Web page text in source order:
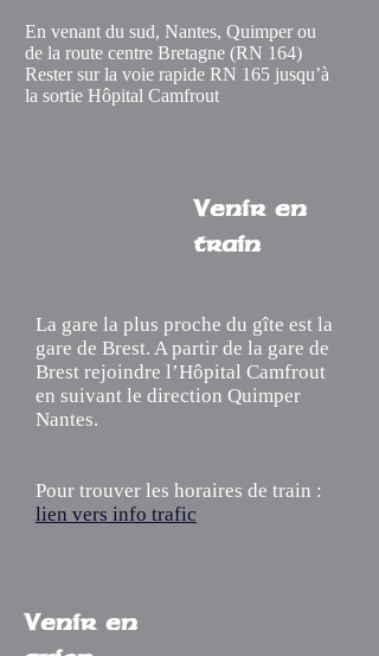
En venant du sud, Nantes, Quimper ou
de la route centre Bretagne (RN 164)
Rester sur la voie rapide RN 165 jusqu’à
la sortie Hôpital Camfrout
Venir en
train
La gare la plus proche du gîte est la
gare de Brest. A partir de la gare de
Brest rejoindre l’Hôpital Camfrout
en suivant le direction Quimper
Nantes.
Pour trouver les horaires de train :
lien vers info trafic
Venir en